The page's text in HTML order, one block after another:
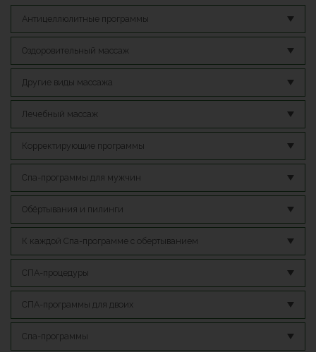
Антицеллюлитные программы
Оздоровительный массаж
Другие виды массажа
Лечебный массаж
Корректирующие программы
Спа-программы для мужчин
Обёртывания и пилинги
К каждой Спа-программе с обертыванием
СПА-процедуры
СПА-программы для двоих
Спа-программы